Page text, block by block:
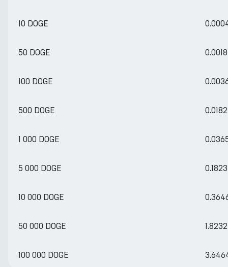
10 DOGE
50 DOGE
100 DOGE
500 DOGE
1 000 DOGE
5 000 DOGE
10 000 DOGE
50 000 DOGE
100 000 DOGE